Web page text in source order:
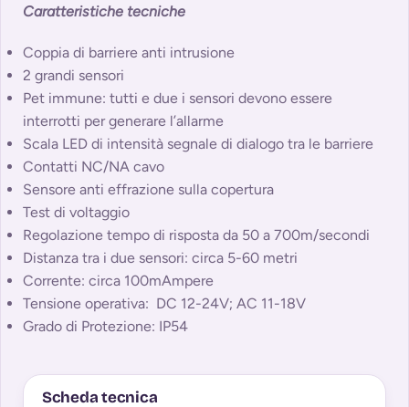
Caratteristiche tecniche
Coppia di barriere anti intrusione
2 grandi sensori
Pet immune: tutti e due i sensori devono essere
interrotti per generare l’allarme
Scala LED di intensità segnale di dialogo tra le barriere
Contatti NC/NA cavo
Sensore anti effrazione sulla copertura
Test di voltaggio
Regolazione tempo di risposta da 50 a 700m/secondi
Distanza tra i due sensori: circa 5-60 metri
Corrente: circa 100mAmpere
Tensione operativa: DC 12-24V; AC 11-18V
Grado di Protezione: IP54
Scheda tecnica